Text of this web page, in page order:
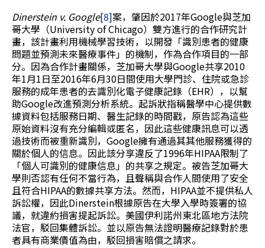
Dinerstein v. Google[8]案，肇因於2017年Google與芝加
哥大學（University of Chicago）雙方進行的合作研究計
畫，該計畫利用機械學習技術，以開發「識別患者的健康
問題並預測未來醫療事件」的機制，作為合作項目的一部
分。因為合作計畫關係，芝加哥大學與Google共享2010
年1月1日至2016年6月30日間使用大學門診、住院或急診
服務的成年患者的去識別化電子健康記錄（EHR），以幫
助Google改進預測分析系統。起訴狀指稱醫學中心提供數
據資料包括服務日期、醫生記錄的時間戳，原告認為這些
原始資料沒有充分編輯或匿名，因此這些健康訊息可以透
過技術而被重新識別，Google擁有通過其其他服務獲得的
關於個人的信息。因此該分享違反了1996年HIPAA限制了
「個人可識別的健康信息」的共享之規定。被告芝加哥大
學則否認有任何不當行為，且聲稱與合作人間使用了安全
且符合HIPAA的數據共享方法。然而，HIPAA並不提供私人
訴訟權，因此Dinerstein根據原告在大學入學時簽署的協
議，就違約損害提起訴訟。美國伊利諾州東北區地方法院
法官，駁回集體訴訟。並以原告無法證明醫療記錄對於患
者具有商業價值為由，駁回損害賠償之請求。